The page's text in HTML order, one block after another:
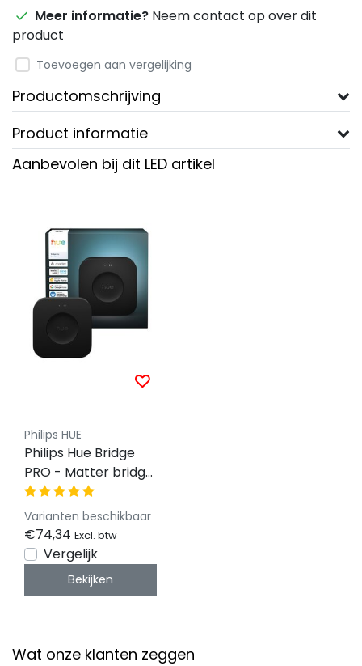
Meer informatie? Neem contact op over dit
product
Toevoegen aan vergelijking
Productomschrijving
Product informatie
Aanbevolen bij dit LED artikel
Philips HUE
Philips Hue Bridge
PRO - Matter bridge
PRO - TUYA - ZIGBEE
Varianten beschikbaar
€74,34 Excl. btw
Vergelijk
Bekijken
Wat onze klanten zeggen